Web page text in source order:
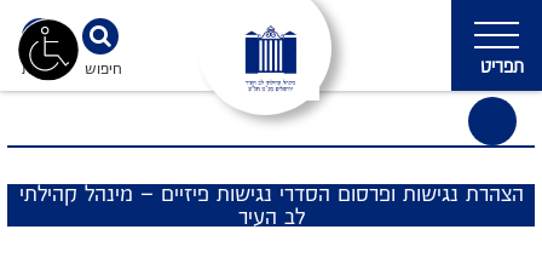
תפריט נגישות חיפוש
הצהרת נגישות ופרסום הסדרי נגישות פיזיים – מינהל קהילתי
לב העיר